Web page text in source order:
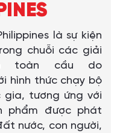
là sự kiện
chuỗi các giải
toàn cầu do
hình thức chạy bộ
tương ứng với
phẩm được phát
nước, con người,